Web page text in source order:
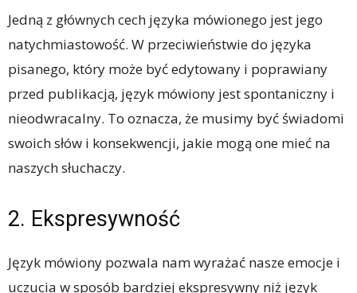
Jedną z głównych cech języka mówionego jest jego
natychmiastowość. W przeciwieństwie do języka
pisanego, który może być edytowany i poprawiany
przed publikacją, język mówiony jest spontaniczny i
nieodwracalny. To oznacza, że musimy być świadomi
swoich słów i konsekwencji, jakie mogą one mieć na
naszych słuchaczy.
2. Ekspresywność
Język mówiony pozwala nam wyrażać nasze emocje i
uczucia w sposób bardziej ekspresywny niż język